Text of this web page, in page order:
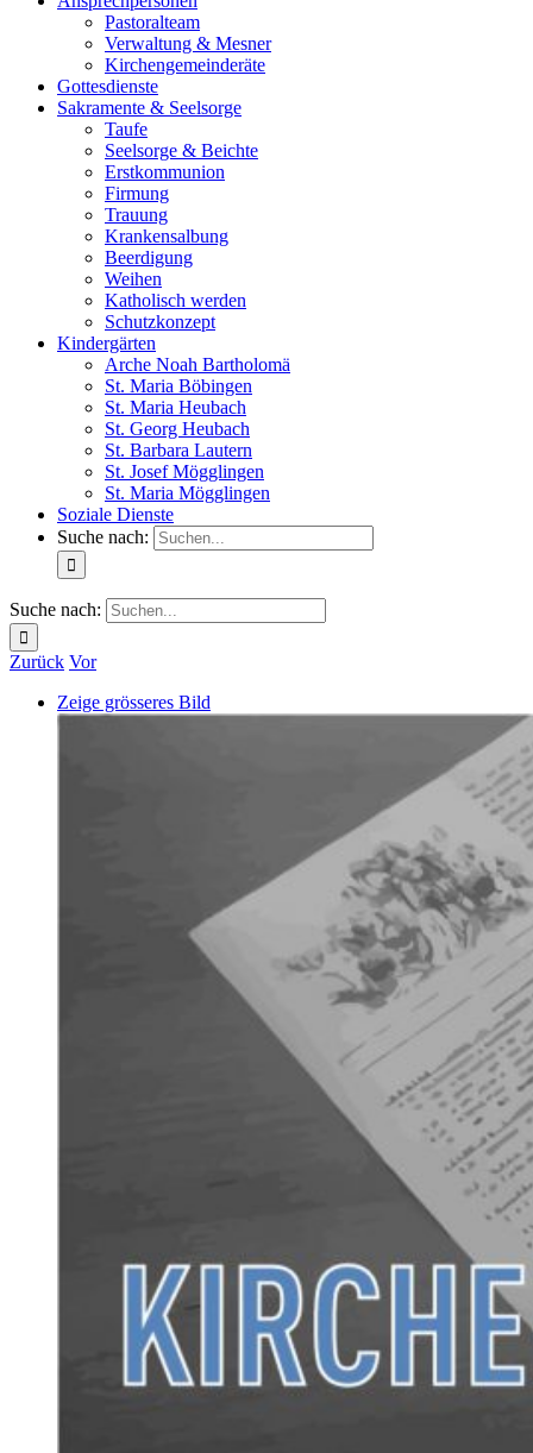
Pastoralteam
Verwaltung & Mesner
Kirchengemeinderäte
Gottesdienste
Sakramente & Seelsorge
Taufe
Seelsorge & Beichte
Erstkommunion
Firmung
Trauung
Krankensalbung
Beerdigung
Weihen
Katholisch werden
Schutzkonzept
Kindergärten
Arche Noah Bartholomä
St. Maria Böbingen
St. Maria Heubach
St. Georg Heubach
St. Barbara Lautern
St. Josef Mögglingen
St. Maria Mögglingen
Soziale Dienste
Suche nach:
Suche nach:
Zurück Vor
Zeige grösseres Bild